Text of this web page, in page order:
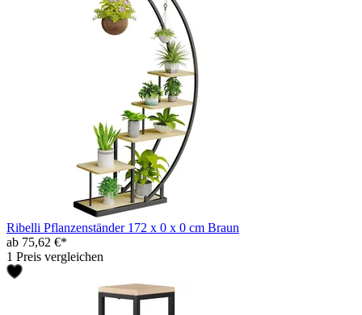
Ribelli Pflanzenständer 172 x 0 x 0 cm Braun
ab 75,62 €*
1 Preis vergleichen